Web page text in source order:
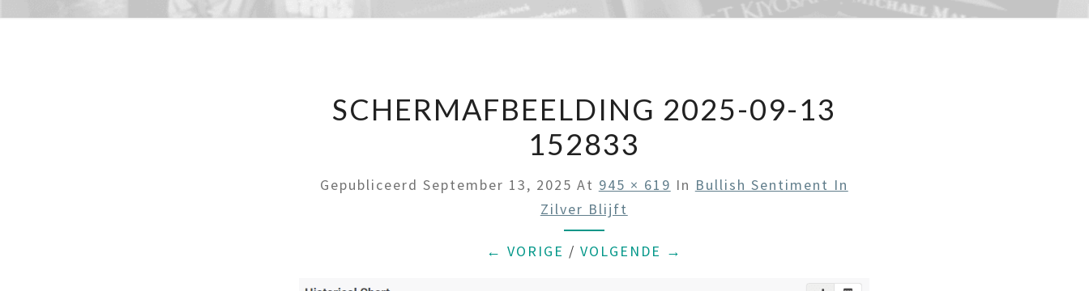
SCHERMAFBEELDING 2025-09-13
152833
Gepubliceerd September 13, 2025 At 945 × 619 In Bullish Sentiment In
Zilver Blijft
← VORIGE / VOLGENDE →